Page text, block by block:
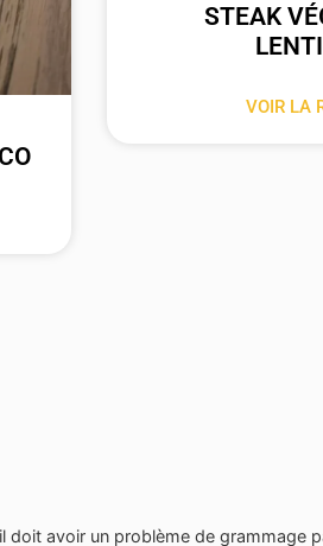
STEAK
VOIR LA
doit avoir un problème de